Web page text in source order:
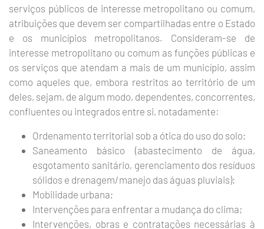
serviços públicos de interesse metropolitano ou comum,
atribuições que devem ser compartilhadas entre o Estado
e os municípios metropolitanos. Consideram-se de
interesse metropolitano ou comum as funções públicas e
os serviços que atendam a mais de um município, assim
como aqueles que, embora restritos ao território de um
deles, sejam, de algum modo, dependentes, concorrentes,
confluentes ou integrados entre si, notadamente:
Ordenamento territorial sob a ótica do uso do solo;
Saneamento básico (abastecimento de água,
esgotamento sanitário, gerenciamento dos resíduos
sólidos e drenagem/manejo das águas pluviais);
Mobilidade urbana;
Intervenções para enfrentar a mudança do clima;
Intervenções, obras e contratações necessárias à